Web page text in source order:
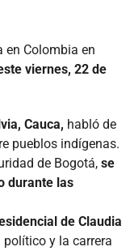
en Colombia en
viernes, 22 de
Cauca, habló de
pueblos indígenas.
de Bogotá, se
durante las
de Claudia
y la carrera